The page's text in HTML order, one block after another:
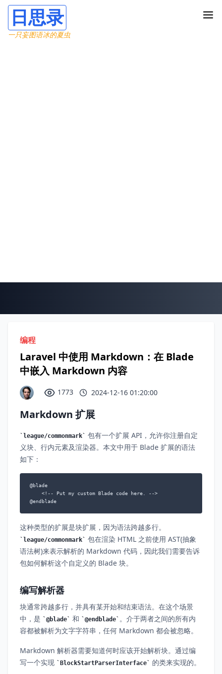
日思录
一只妄图语冰的夏虫
编程
Laravel 中使用 Markdown：在 Blade
中嵌入 Markdown 内容
1773 2024-12-16 01:20:00
Markdown 扩展
league/commonmark
包有一个扩展 API，允许你注册自定
义块、行内元素及渲染器。本文中用于 Blade 扩展的语法
如下：
@blade
    <!-- Put my custom Blade code here. -->
@endblade
这种类型的扩展是块扩展，因为语法跨越多行。
league/commonmark
包在渲染 HTML 之前使用 AST(抽象
语法树)来表示解析的 Markdown 代码，因此我们需要告诉
包如何解析这个自定义的 Blade 块。
编写解析器
块通常跨越多行，并具有某开始和结束语法。在这个场景
中，是
@blade 和 @endblade 。介于两者之间的所有内
容都被解析为文字字符串，任何 Markdown 都会被忽略。
Markdown 解析器需要知道何时应该开始解析块。通过编
写一个实现
BlockStartParserInterface 的类来实现的。